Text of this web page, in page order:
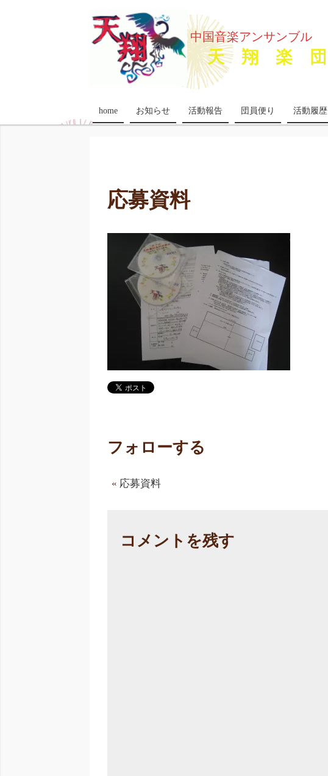
中国音楽アンサンブル
天 翔 楽 団
home お知らせ 活動報告 団員便り 活動履歴
応募資料
フォローする
« 応募資料
コメントを残す